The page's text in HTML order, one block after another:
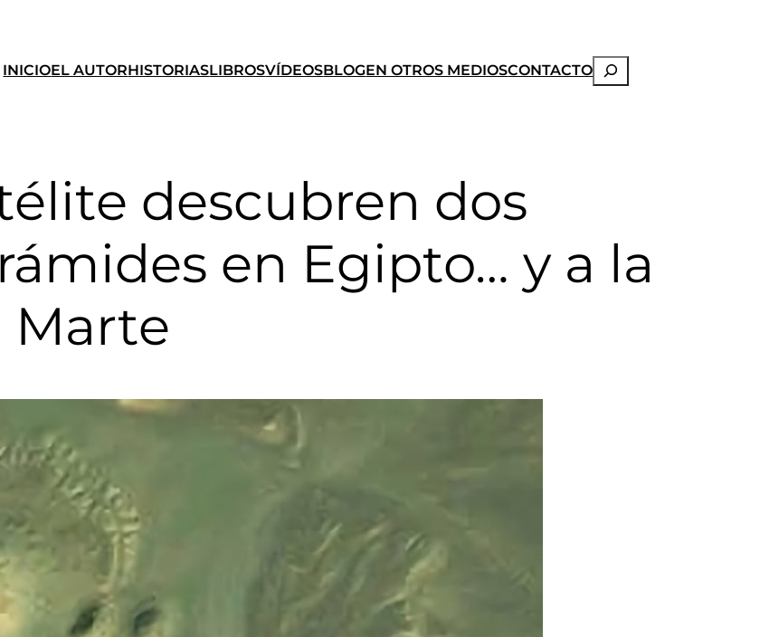
INICIOEL AUTORHISTORIASLIBROSVÍDEOSBLOGEN OTROS MEDIOSCONTACTOBuscar
descubren dos
en Egipto… y a la
Marte